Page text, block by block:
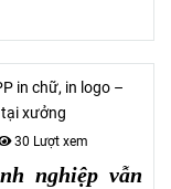
in chữ, in logo –
xưởng
30 Lượt xem
nghiệp vẫn